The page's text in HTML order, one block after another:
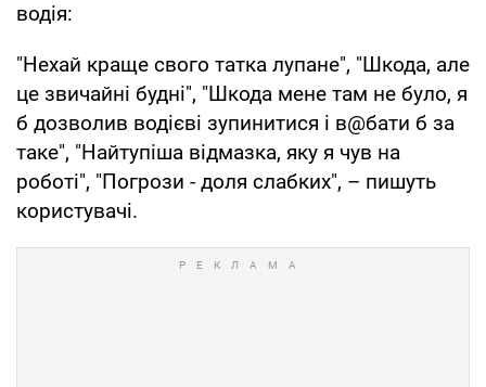
водія:
"Нехай краще свого татка лупане", "Шкода, але
це звичайні будні", "Шкода мене там не було, я
б дозволив водієві зупинитися і в@бати б за
таке", "Найтупіша відмазка, яку я чув на
роботі", "Погрози - доля слабких", – пишуть
користувачі.